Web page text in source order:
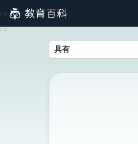
到
主
:::
:::